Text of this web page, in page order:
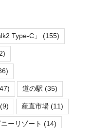
Type-C」 (155)
道の駅 (35)
(9) 産直市場 (11)
ーリゾート (14)